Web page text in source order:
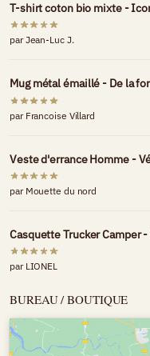
T-shirt coton bio mixte -
par Jean-Luc J.
Mug métal émaillé - De la
par Francoise Villard
Veste d'errance Homme -
par Mouette du nord
Casquette Trucker Camper
par LIONEL
BUREAU / BOUTIQUE